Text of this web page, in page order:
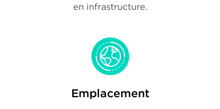
en infrastructure.
Emplacement